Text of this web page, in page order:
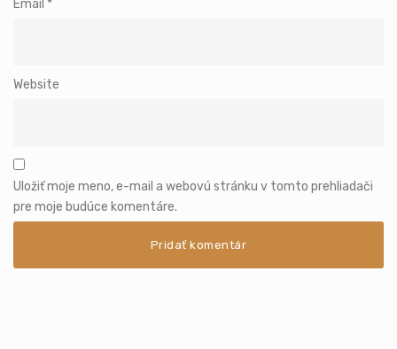
Email *
Website
Uložiť moje meno, e-mail a webovú stránku v tomto prehliadači
pre moje budúce komentáre.